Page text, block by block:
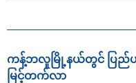
ကန့်ဘလူမြို့နယ်တွင် ပြည်
မြင့်တက်လာ